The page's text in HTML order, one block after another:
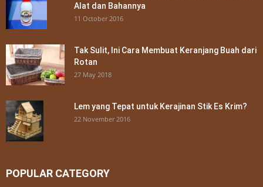
Alat dan Bahannya
11 October 2016
Tak Sulit, Ini Cara Membuat Keranjang Buah dari
Rotan
27 May 2018
Lem yang Tepat untuk Kerajinan Stik Es Krim?
22 November 2016
POPULAR CATEGORY